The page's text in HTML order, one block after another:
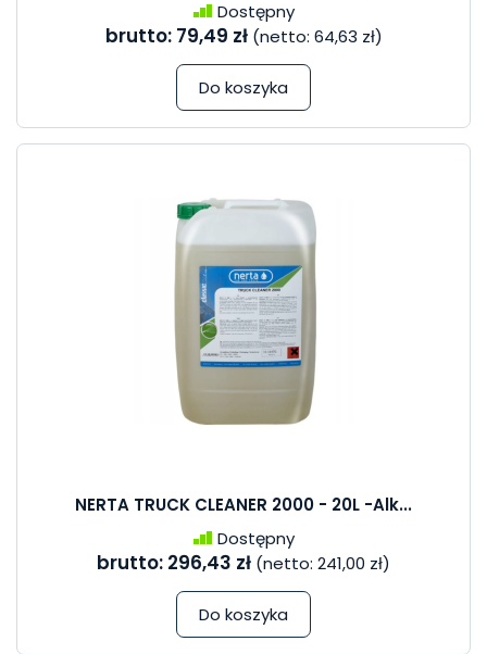
Dostępny
brutto: 79,49 zł (netto: 64,63 zł)
Do koszyka
NERTA TRUCK CLEANER 2000 - 20L -Alk...
Dostępny
brutto: 296,43 zł (netto: 241,00 zł)
Do koszyka